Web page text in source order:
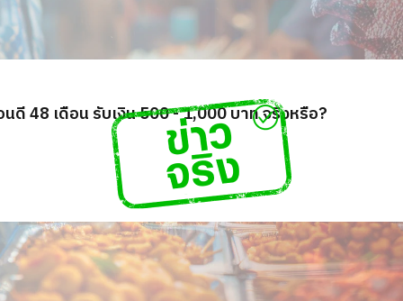
ดี 48 เดือน รับเงิน 500 - 1,000 บาท จริงหรือ?